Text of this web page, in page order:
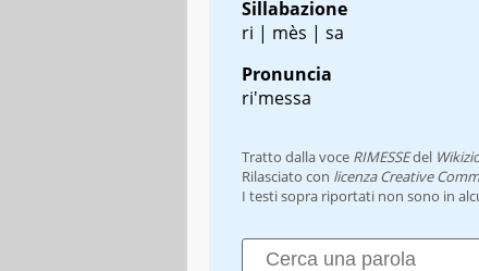
Sillabazione
ri | mès | sa
Pronuncia
ri'messa
Tratto dalla voce RIMESSEdel
Rilasciato con licenza Creative
I testi sopra riportati non sono in